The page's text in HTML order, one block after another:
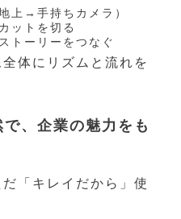
上→手持ちカメラ）
ットを切る
トーリーをつなぐ
体にリズムと流れを
、企業の魅力をも
「キレイだから」使